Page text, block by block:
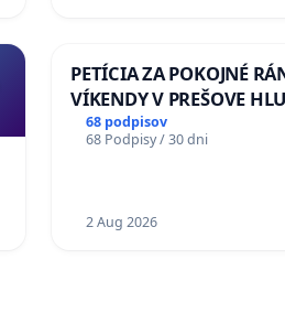
PETÍCIA ZA POKOJNÉ
VÍKENDY V PREŠOVE
STAVEBNÉ PRÁCE V
OD 9.00 DO 13.00 HOD.,
KONTROLA STAVBY C-
68 podpisov
68 Podpisy / 30 dni
2 Aug 2026